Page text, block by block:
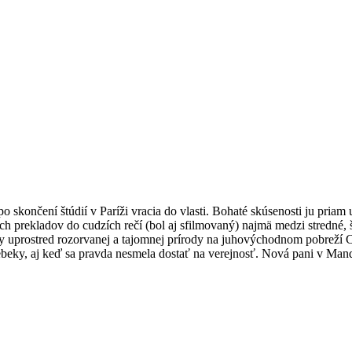
štúdií v Paríži vracia do vlasti. Bohaté skúsenosti ju
prekladov do cudzích rečí (bol aj sfilmovaný) najmä medzi
uprostred rozorvanej a tajomnej prírody na juhovýchodnom
aj keď sa pravda nesmela dostať na verejnosť. Nová pani v